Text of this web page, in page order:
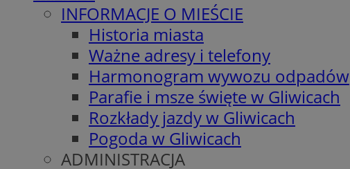
INFORMACJE O MIEŚCIE
Historia miasta
Ważne adresy i telefony
Harmonogram wywozu odpadów
Parafie i msze święte w Gliwicach
Rozkłady jazdy w Gliwicach
Pogoda w Gliwicach
ADMINISTRACJA